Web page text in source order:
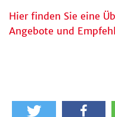
Hier finden Sie eine
Angebote und